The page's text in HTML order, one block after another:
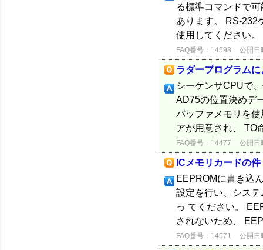
る標準コマンドで
あります。 RS-232
使用してください
FAQ番号：14598 公開日
ラダープログラム
シーケンサCPUで
AD75の位置決めデ
バッファメモリを
アが用意され、 TO
FAQ番号：14477 公開日
ICメモリカードの件
EEPROMに書き込
設定を行い、シス
っ てください。
されないため、
FAQ番号：14571 公開日